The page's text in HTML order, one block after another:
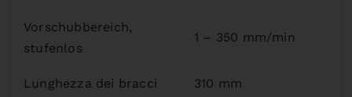
Vorschubbereich,
stufenlos
1 – 350 mm/min
Lunghezza dei bracci 310 mm